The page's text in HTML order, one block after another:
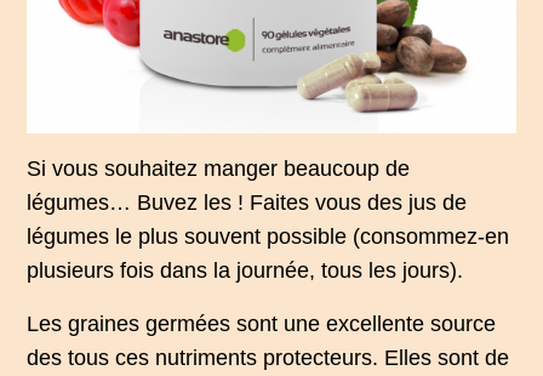
Si vous souhaitez manger beaucoup de
légumes… Buvez les ! Faites vous des jus de
légumes le plus souvent possible (consommez-en
plusieurs fois dans la journée, tous les jours).
Les graines germées sont une excellente source
des tous ces nutriments protecteurs. Elles sont de